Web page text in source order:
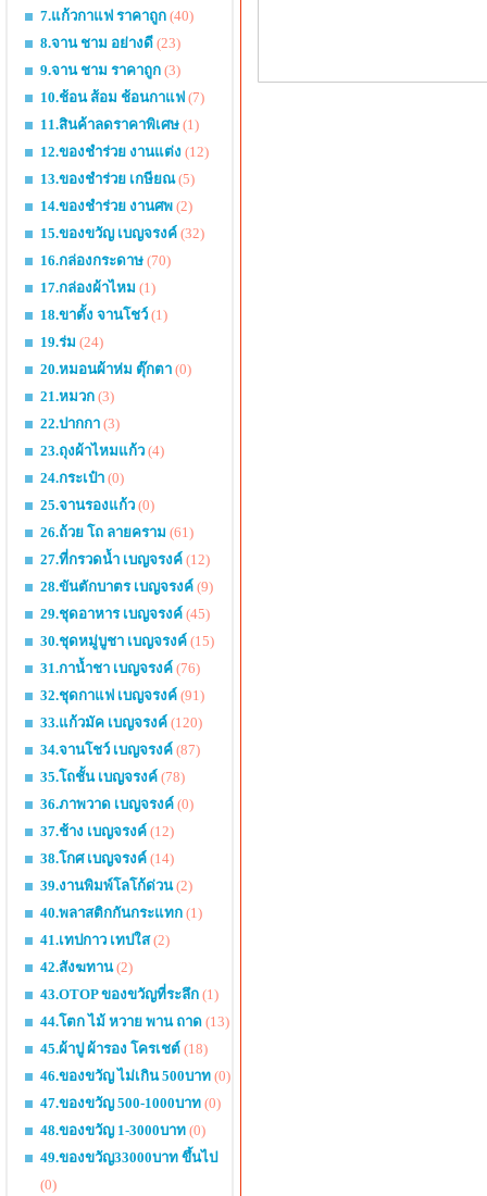
7.แก้วกาแฟ ราคาถูก (40)
8.จาน ชาม อย่างดี (23)
9.จาน ชาม ราคาถูก (3)
10.ช้อน ส้อม ช้อนกาแฟ (7)
11.สินค้าลดราคาพิเศษ (1)
12.ของชำร่วย งานแต่ง (12)
13.ของชำร่วย เกษียณ(5)
14.ของชำร่วย งานศพ (2)
15.ของขวัญ เบญจรงค์ (32)
16.กล่องกระดาษ (70)
17.กล่องผ้าไหม (1)
18.ขาตั้ง จานโชว์ (1)
19.ร่ม (24)
20.หมอนผ้าห่ม ตุ๊กตา (0)
21.หมวก (3)
22.ปากกา (3)
23.ถุงผ้าไหมแก้ว (4)
24.กระเป๋า (0)
25.จานรองแก้ว (0)
26.ถ้วย โถ ลายคราม (61)
27.ที่กรวดน้ำ เบญจรงค์ (12)
28.ขันตักบาตร เบญจรงค์ (9)
29.ชุดอาหาร เบญจรงค์ (45)
30.ชุดหมู่บูชา เบญจรงค์ (15)
31.กาน้ำชา เบญจรงค์ (76)
32.ชุดกาแฟ เบญจรงค์ (91)
33.แก้วมัค เบญจรงค์ (120)
34.จานโชว์ เบญจรงค์ (87)
35.โถชั้น เบญจรงค์ (78)
36.ภาพวาด เบญจรงค์ (0)
37.ช้าง เบญจรงค์ (12)
38.โกศ เบญจรงค์ (14)
39.งานพิมพ์โลโก้ด่วน(2)
40.พลาสติกกันกระแทก (1)
41.เทปกาว เทปใส(2)
42.สังฆทาน(2)
43.OTOP ของขวัญที่ระลึก (1)
44.โตก ไม้ หวาย พาน ถาด (13)
45.ผ้าปู ผ้ารอง โครเชต์ (18)
46.ของขวัญ ไม่เกิน 500บาท (0)
47.ของขวัญ 500-1000บาท (0)
48.ของขวัญ 1-3000บาท (0)
49.ของขวัญ33000บาท ขึ้นไป
(0)